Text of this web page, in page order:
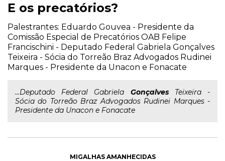
E os precatórios?
Palestrantes: Eduardo Gouvea - Presidente da
Comissão Especial de Precatórios OAB Felipe
Francischini - Deputado Federal Gabriela Gonçalves
Teixeira - Sócia do Torreão Braz Advogados Rudinei
Marques - Presidente da Unacon e Fonacate
...Deputado Federal Gabriela GonçalvesTeixeira -
Sócia do Torreão Braz Advogados Rudinei Marques -
Presidente da Unacon e Fonacate
MIGALHAS AMANHECIDAS